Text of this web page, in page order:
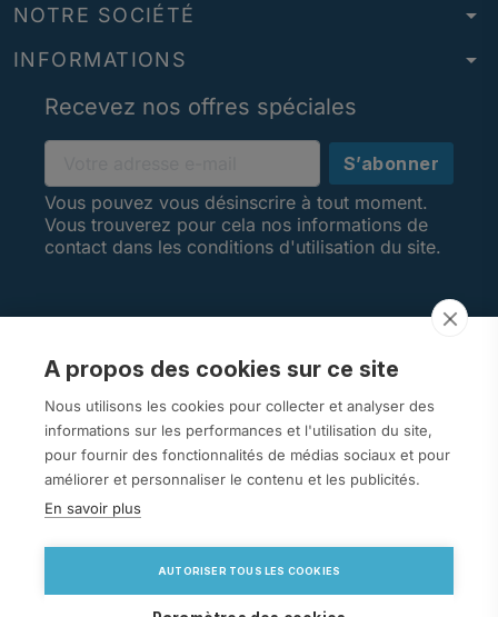
A propos des cookies sur ce site
Nous utilisons les cookies pour collecter et analyser des
informations sur les performances et l'utilisation du site,
pour fournir des fonctionnalités de médias sociaux et pour
améliorer et personnaliser le contenu et les publicités.
En savoir plus
AUTORISER TOUS LES COOKIES
NOTRE SOCIÉTÉ arrow_drop_down
INFORMATIONS
arrow_drop_down
Recevez nos offres spéciales
Vous pouvez vous désinscrire à tout moment.
Vous trouverez pour cela nos informations de
contact dans les conditions d'utilisation du site.
VOTRE COMPTE